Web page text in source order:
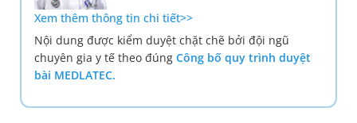
Xem thêm thông tin chi tiết>>
Nội dung được kiểm duyệt chặt chẽ bởi đội ngũ
chuyên gia y tế theo đúng Công bố quy trình duyệt
bài MEDLATEC.